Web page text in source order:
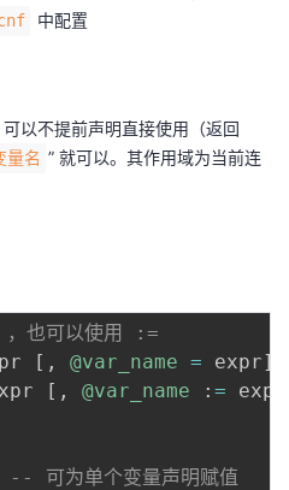
中配置
以不提前声明直接使用（返回
量名 ” 就可以。其作用域为当前连
也可以使用 :=
[ , @var_name = expr]
[ , @var_name : = expr
-- 可为单个变量声明赋值